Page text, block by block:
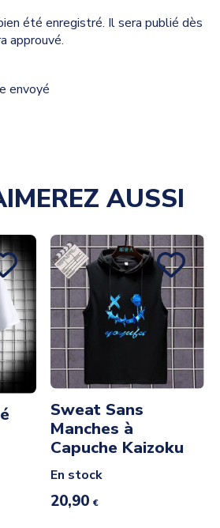
été enregistré. Il sera publié dès
approuvé.
envoyé
AUSSI
Sweat Sans
Manches à
Capuche Kaizoku
En stock
20,90 €